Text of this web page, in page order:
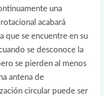
una
acabará
que se encuentre en su
se desconoce la
se pierden al menos
antena de
circular puede ser